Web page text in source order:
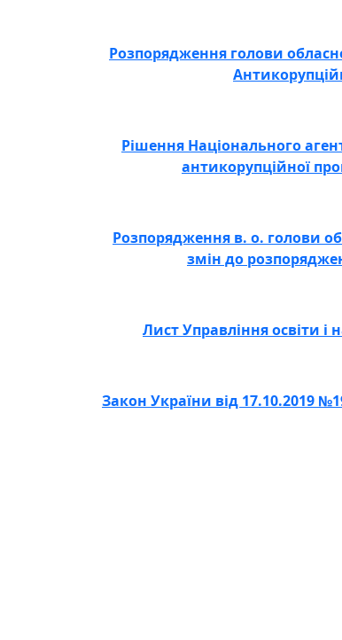
Розпорядження голови
Рішення Національного
антикорупційної
Розпорядження в. о. голови
змін до
Лист Управління освіти і
Закон України від 17.10.2019